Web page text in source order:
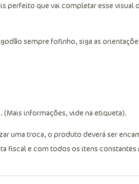
perfeito que vai completar esse visual
sempre fofinho, siga as
informações, vide na etiqueta).
uma troca, o produto deverá ser
fiscal e com todos os itens constantes